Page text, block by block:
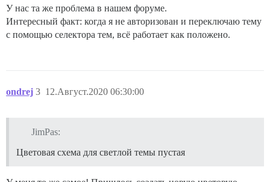
У нас та же проблема в нашем форуме.
Интересный факт: когда я не авторизован и переключаю тему
с помощью селектора тем, всё работает как положено.
ondrej 12.Август.2020 06:30:00
3
JimPas:
Цветовая схема для светлой темы пустая